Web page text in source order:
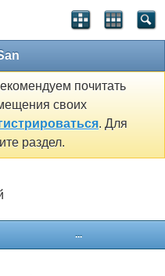
почитать
своих
. Для
раздел.
...